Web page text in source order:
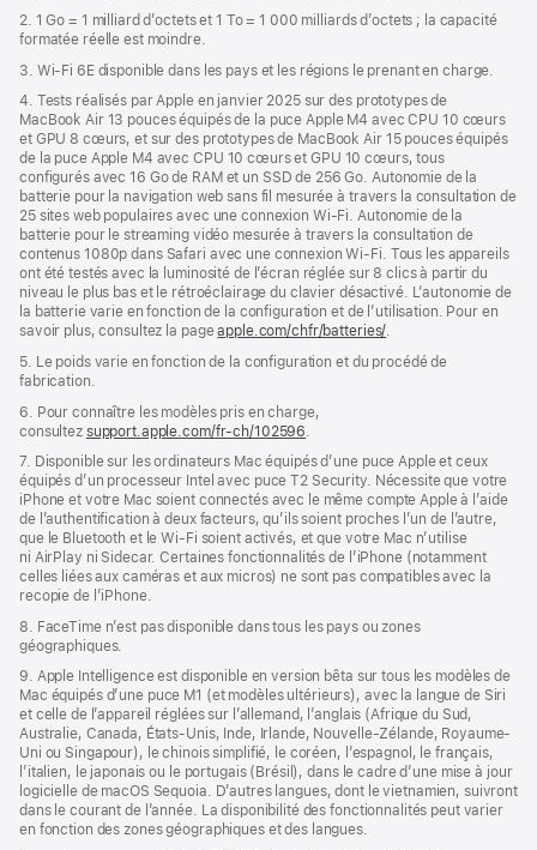
2. 1 Go = 1 milliard d’octets et 1 To = 1 000 milliards d’octets ; la capacité
formatée réelle est moindre.
3. Wi-Fi 6E disponible dans les pays et les régions le prenant en charge.
4. Tests réalisés par Apple en janvier 2025 sur des prototypes de
MacBook Air 13 pouces équipés de la puce Apple M4 avec CPU 10 cœurs
et GPU 8 cœurs, et sur des prototypes de MacBook Air 15 pouces équipés
de la puce Apple M4 avec CPU 10 cœurs et GPU 10 cœurs, tous
configurés avec 16 Go de RAM et un SSD de 256 Go. Autonomie de la
batterie pour la navigation web sans fil mesurée à travers la consultation de
25 sites web populaires avec une connexion Wi-Fi. Autonomie de la
batterie pour le streaming vidéo mesurée à travers la consultation de
contenus 1080p dans Safari avec une connexion Wi-Fi. Tous les appareils
ont été testés avec la luminosité de l’écran réglée sur 8 clics à partir du
niveau le plus bas et le rétroéclairage du clavier désactivé. L’autonomie de
la batterie varie en fonction de la configuration et de l’utilisation. Pour en
savoir plus, consultez la pageapple.com/chfr/batteries/.
5. Le poids varie en fonction de la configuration et du procédé de
fabrication.
6. Pour connaître les modèles pris en charge,
consultez support.apple.com/fr-ch/102596
7. Disponible sur les ordinateurs Mac équipés d’une puce Apple et ceux
équipés d’un processeur Intel avec puce T2 Security. Nécessite que votre
iPhone et votre Mac soient connectés avec le même compte Apple à l’aide
de l’authentification à deux facteurs, qu’ils soient proches l’un de l’autre,
que le Bluetooth et le Wi-Fi soient activés, et que votre Mac n’utilise
ni AirPlay ni Sidecar. Certaines fonctionnalités de l’iPhone (notamment
celles liées aux caméras et aux micros) ne sont pas compatibles avec la
recopie de l’iPhone.
8. FaceTime n’est pas disponible dans tous les pays ou zones
géographiques.
9. Apple Intelligence est disponible en version bêta sur tous les modèles de
Mac équipés d’une puce M1 (et modèles ultérieurs), avec la langue de Siri
et celle de l’appareil réglées sur l’allemand, l’anglais (Afrique du Sud,
Australie, Canada, États-Unis, Inde, Irlande, Nouvelle-Zélande, Royaume-
Uni ou Singapour), le chinois simplifié, le coréen, l’espagnol, le français,
l’italien, le japonais ou le portugais (Brésil), dans le cadre d’une mise à jour
logicielle de macOS Sequoia. D’autres langues, dont le vietnamien, suivront
dans le courant de l’année. La disponibilité des fonctionnalités peut varier
en fonction des zones géographiques et des langues.